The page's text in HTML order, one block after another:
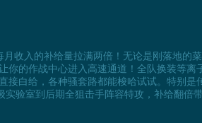
收入的补给量拉满两倍！无论是刚落地的
你的作战中心进入高速通道！全队换装等离
接白给，各种骚套路都能梭哈试试。特别是
验室到后期全狙击手阵容特攻，补给翻倍